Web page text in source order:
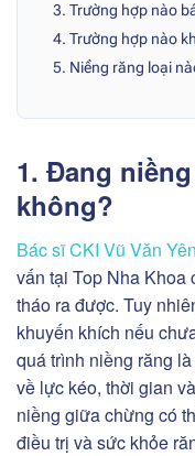
3. Trường hợp nào
4. Trường hợp nào
5. Niềng răng loại
1. Đang
không?
Bác sĩ CKI Vũ Văn Yên
vấn tại Top Nha Khoa
tháo ra được. Tuy
khuyến khích nếu
quá trình niềng răng
về lực kéo, thời gian
niềng giữa chừng có
điều trị và sức khỏe